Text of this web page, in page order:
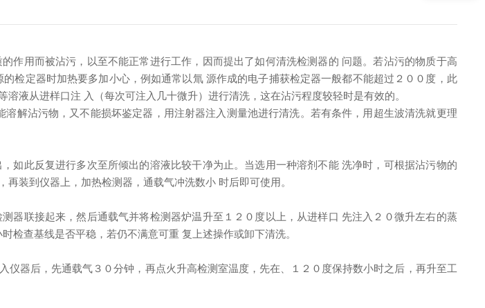
作用而被沾污，以至不能正常进行工作，因而提出了如何清洗检测器的 问题。若沾污的物质于高
检定器时加热要多加小心，例如通常以氚 源作成的电子捕获检定器一般都不能超过２００度，此
液从进样口注 入（每次可注入几十微升）进行清洗，这在沾污程度较轻时是有效的。
解沾污物，又不能损坏鉴定器，用注射器注入测量池进行清洗。若有条件，用超生波清洗就更理
如此反复进行多次至所倾出的溶液比较干净为止。当选用一种溶剂不能 洗净时，可根据沾污物的
装到仪器上，加热检测器，通载气冲洗数小 时后即可使用。
器联接起来，然后通载气并将检测器炉温升至１２０度以上，从进样口 先注入２０微升左右的蒸
检查基线是否平稳，若仍不满意可重 复上述操作或卸下清洗。
器后，先通载气３０分钟，再点火升高检测室温度，先在、１２０度保持数小时之后，再升至工